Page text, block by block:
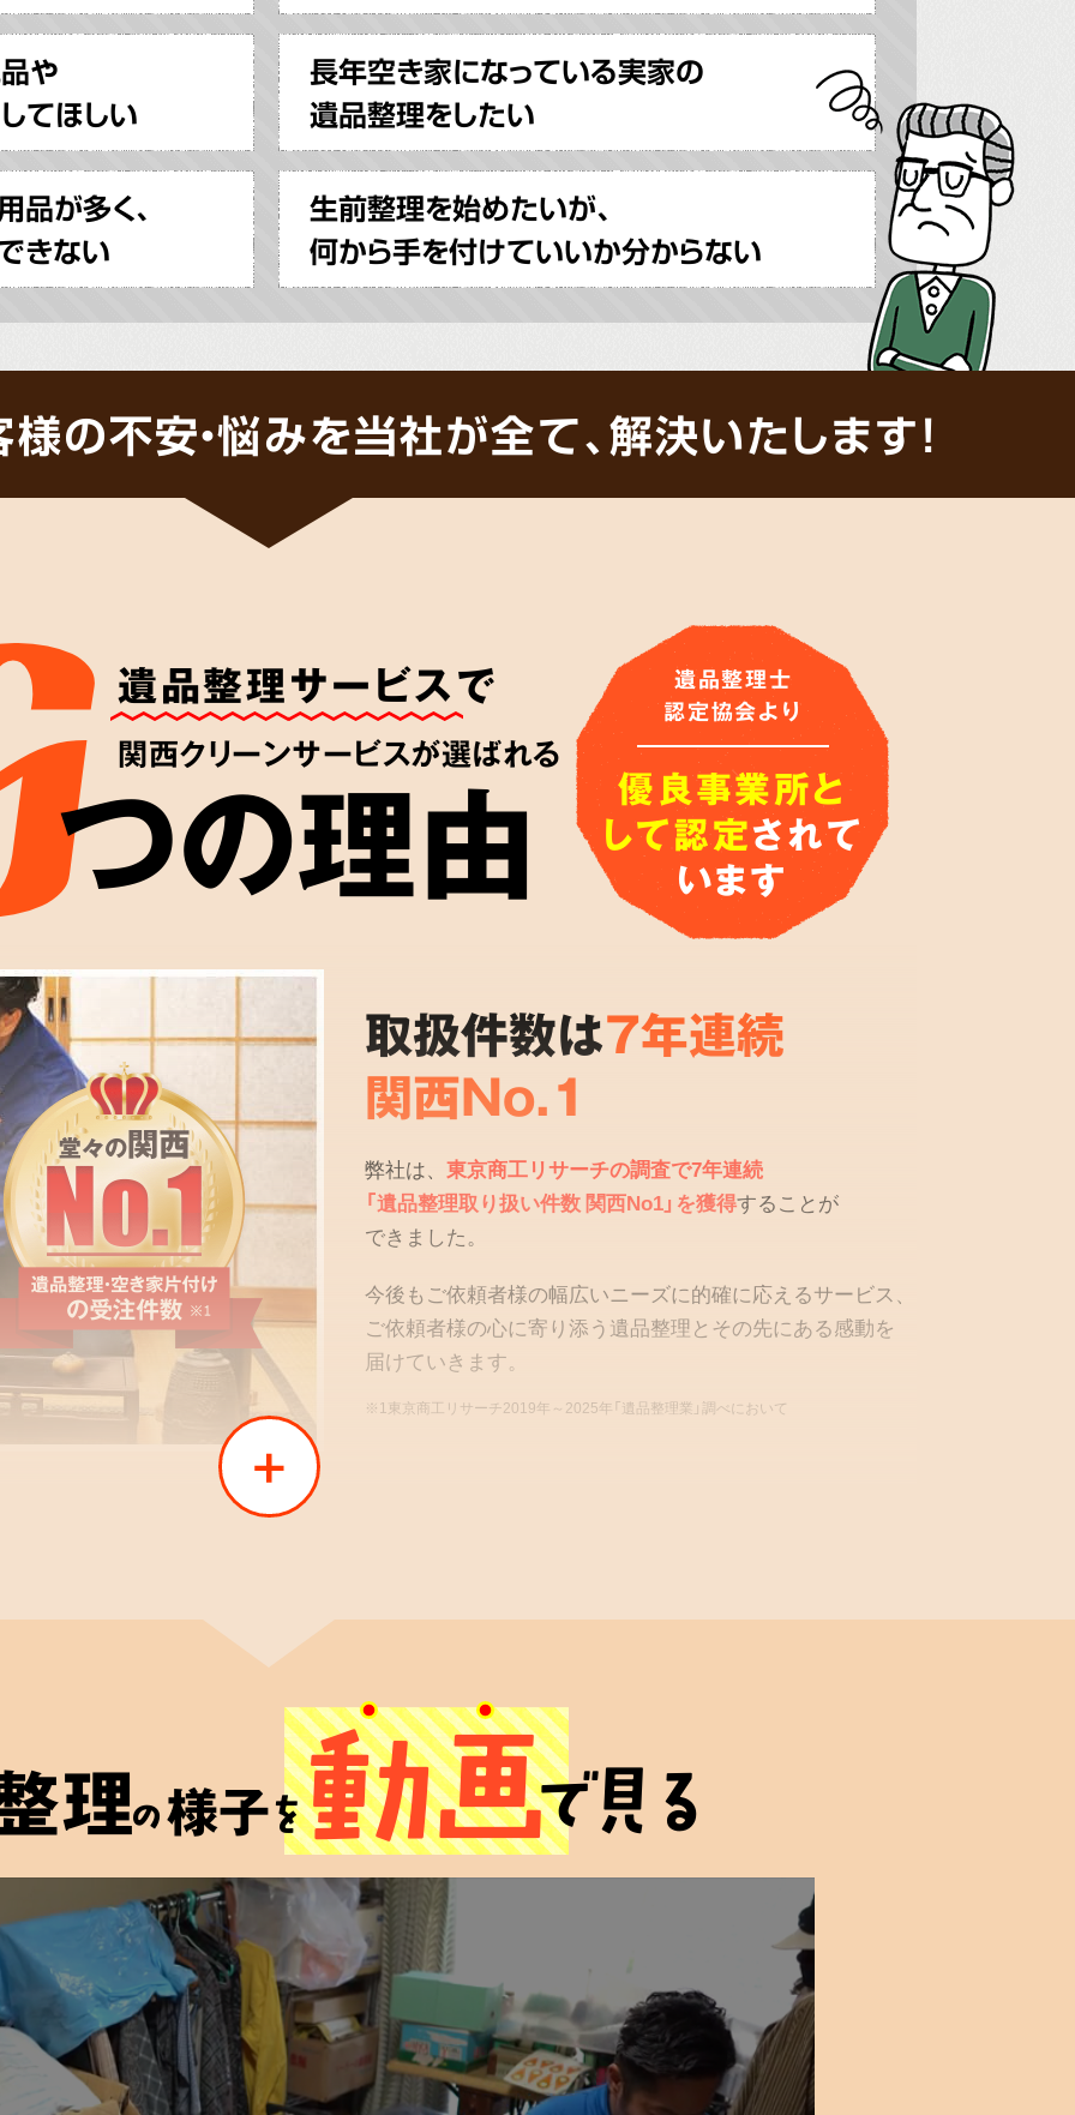
や
てほしい
長年空き家になっている実家の
遺品整理をしたい
品が多く、
きない
生前整理を始めたいが、
何から手を付けていいか分からない
の不安・悩みを当社が全て、解決いたします!
遺品整理サービスで
関西クリーンサービスが選ばれる
つの理由
遺品整理士
認定協会より
優良事業所と
して認定されて
います
取扱件数は7年連続
関西No.1
弊社は、 東京商工リサーチの調査で7年連続
「遺品整理取り扱い件数 関西No1」を獲得することが
できました。
今後もご依頼者様の幅広いニーズに的確に応えるサービス、
ご依頼者様の心に寄り添う遺品整理とその先にある感動を
届けていきます。
※1東京商工リサーチ2019年～2025年「遺品整理業」調べにおいて
資格です。
ており、
理を
。
ご遺品をその場で
理の様子を動画で見る